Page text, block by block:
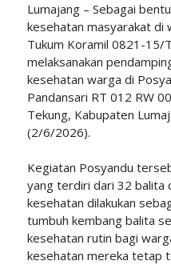
Lumajang – Sebagai
kesehatan masyarakat di
Tukum Koramil 0821-15/
melaksanakan
kesehatan warga di
Pandansari RT 012 RW
Tekung, Kabupaten
(2/6/2026).
Kegiatan Posyandu
yang terdiri dari 32 balita
kesehatan dilakukan
tumbuh kembang balita
kesehatan rutin bagi
kesehatan mereka tetap